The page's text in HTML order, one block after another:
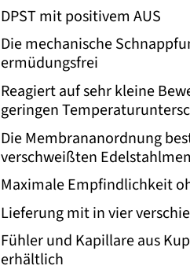
DPST mit positivem AUS
Die mechanische
ermüdungsfrei
Reagiert auf sehr kleine
geringen
Die Membrananordnung
verschweißten
Maximale Empfindlichkeit
Lieferung mit in vier
Fühler und Kapillare aus
erhältlich